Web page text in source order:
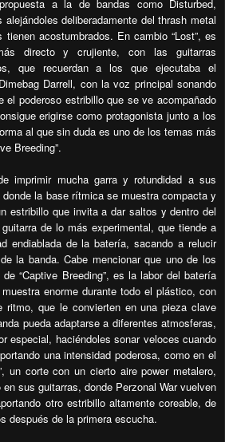
a la de bandas como Disturbed,
deliberadamente del thrash metal
acostumbrados. En cambio “Lost”, es
directo y crujiente, con las guitarras
que recuerdan a los que ejecutaba el
Darrell, con la voz principal sonando
el poderoso estribillo que se ve acompañado
erigirse como protagonista junto a los
al que sin duda es uno de los temas más
Breeding”.
imprimir mucha garra y rotundidad a sus
la base rítmica se muestra compacta y
estribillo que invita a dar saltos y dentro del
de lo más experimental, que tiende a
endiablada de la batería, sacando a relucir
la banda. Cabe mencionar que uno de los
“Captive Breeding”, es la labor del batería
enorme durante todo el plástico, con
ritmo, que le convierten en una pieza clave
pueda adaptarse a diferentes atmosferas,
especial, haciéndoles sonar veloces cuando
una intensidad poderosa, como en el
un corte con un cierto aire power metalero,
sus guitarras, donde Perzonal War vuelven
otro estribillo altamente coreable, de
después de la primera escucha.